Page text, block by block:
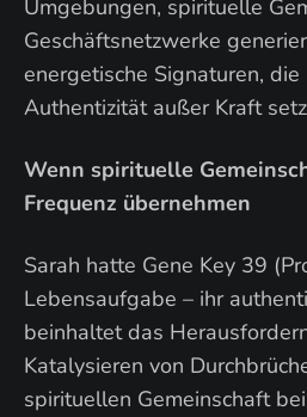
Umgebungen, spirituelle
Geschäftsnetzwerke
energetische Signaturen,
Authentizität außer Kraft
Wenn spirituelle
Frequenz übernehmen
Sarah hatte Gene Key 39
Lebensaufgabe – ihr
beinhaltet das
Katalysieren von
spirituellen Gemeinschaft